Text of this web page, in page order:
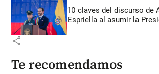
10 claves del discurso de
Espriella al asumir la
share
Te recomendamos